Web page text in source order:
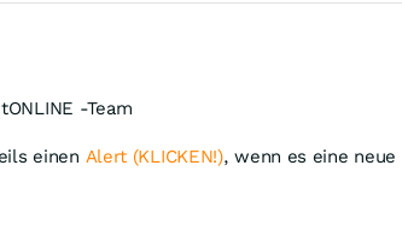
-Team
einen Alert (KLICKEN!), wenn es eine